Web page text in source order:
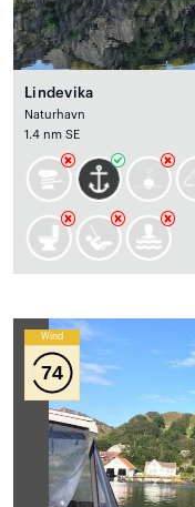
Lindevika
Naturhavn
1.4 nm SE
Wind
74